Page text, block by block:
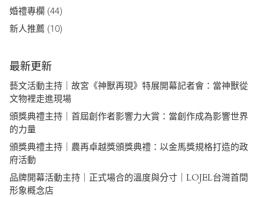
婚禮專欄 (44)
新人推薦 (10)
最新更新
藝文活動主持｜故宮《神獸再現》特展開幕記者會：當神獸從
文物裡走進現場
頒獎典禮主持｜首屆創作者影響力大賞：當創作成為影響世界
的力量
頒獎典禮主持｜農再卓越獎頒獎典禮：以金馬獎規格打造的政
府活動
品牌開幕活動主持｜正式場合的溫度與分寸｜LOJEL台灣首間
形象概念店